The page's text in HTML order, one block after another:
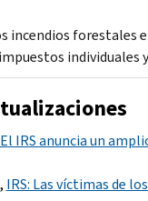
incendios forestales
individuales
El IRS anuncia un
IRS: Las víctimas de